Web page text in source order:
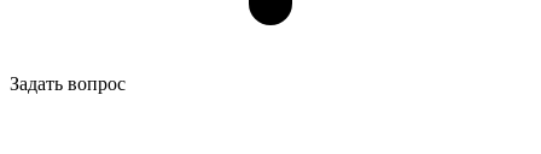
Задать вопрос